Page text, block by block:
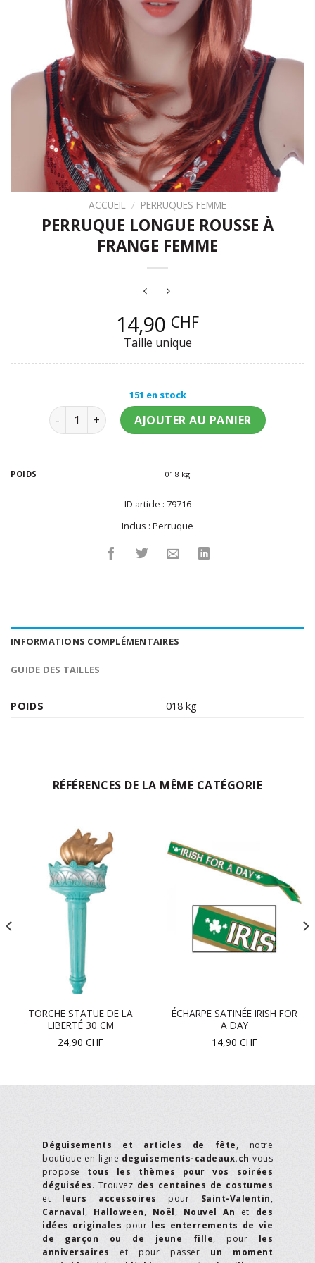
ACCUEIL / PERRUQUES FEMME
PERRUQUE LONGUE ROUSSE À
FRANGE FEMME
14,90 CHF
Taille unique
151 en stock
quantité de Perruque longue rousse à frange
AJOUTER AU PANIER
POIDS 018 kg
ID article : 79716
Inclus : Perruque
INFORMATIONS COMPLÉMENTAIRES
GUIDE DES TAILLES
POIDS 018 kg
RÉFÉRENCES DE LA MÊME CATÉGORIE
TORCHE STATUE DE LA
LIBERTÉ 30 CM
24,90 CHF
ÉCHARPE SATINÉE IRISH FOR
A DAY
14,90 CHF
Déguisements et articles de fête, notre
boutique en ligne deguisements-cadeaux.ch vous
propose tous les thèmes pour vos soirées
déguisées. Trouvez des centaines de costumes
et leurs accessoires pour Saint-Valentin,
Carnaval, Halloween, Noël, Nouvel An et des
idées originales pour les enterrements de vie
de garçon ou de jeune fille, pour les
anniversaires et pour passer un moment